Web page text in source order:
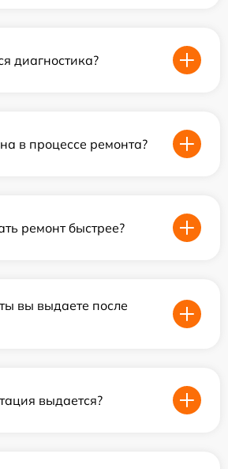
диагностика?
в процессе ремонта?
ремонт быстрее?
вы выдаете после
выдается?